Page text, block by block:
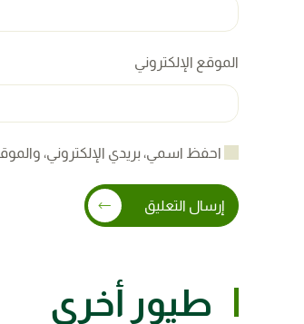
الموقع الإلكتروني
احفظ اسمي، بريدي الإلكتروني،
إرسال التعليق
طيور أخرى